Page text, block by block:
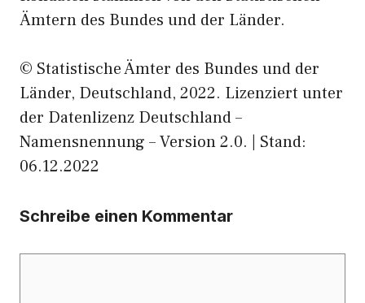
Ämtern des Bundes und der Länder.
© Statistische Ämter des Bundes und der
Länder, Deutschland, 2022. Lizenziert unter
der Datenlizenz Deutschland –
Namensnennung – Version 2.0. | Stand:
06.12.2022
Schreibe einen Kommentar